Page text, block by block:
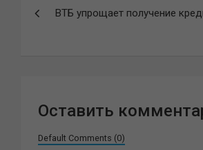
ВТБ упрощает получение
Оставить
Default Comments (0)